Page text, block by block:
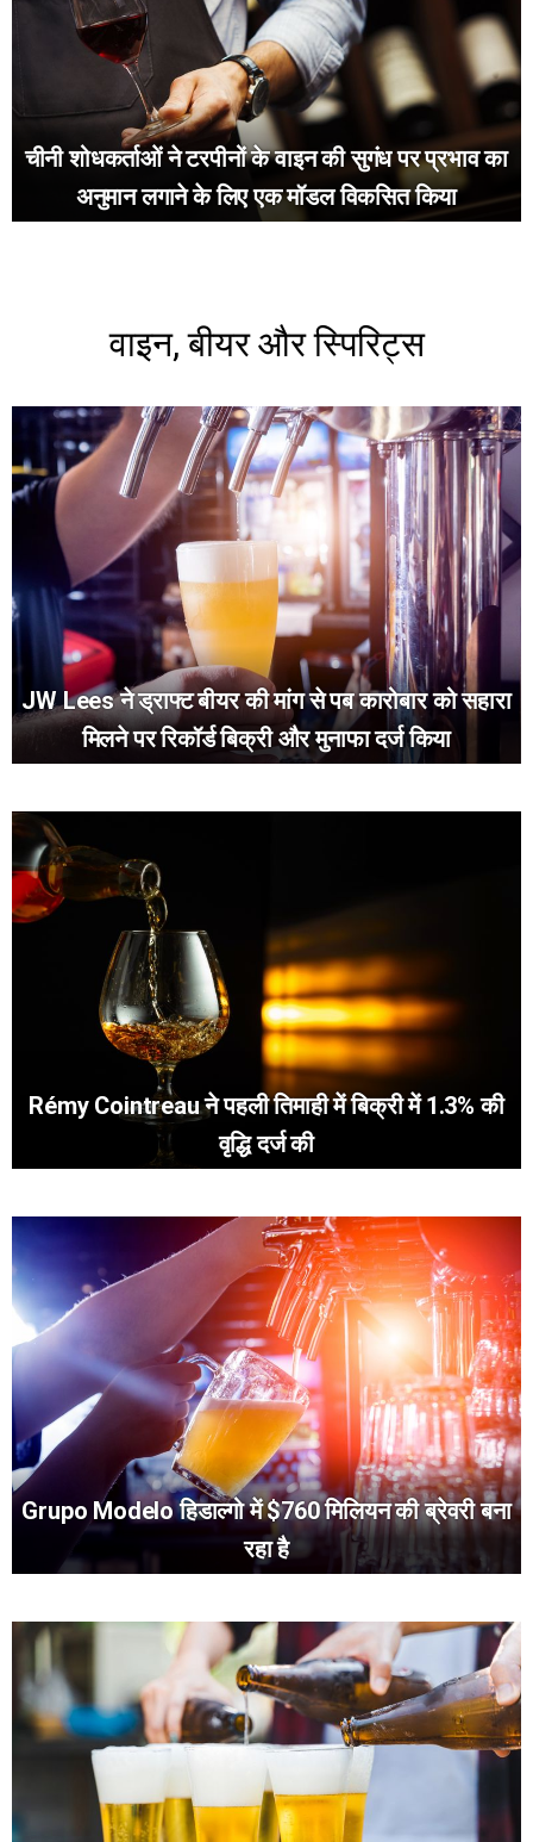
चीनी शोधकर्ताओं ने टरपीनों के वाइन की सुगंध पर प्रभाव का
अनुमान लगाने के लिए एक मॉडल विकसित किया
वाइन, बीयर और स्पिरिट्स
JW Lees ने ड्राफ्ट बीयर की मांग से पब कारोबार को सहारा
मिलने पर रिकॉर्ड बिक्री और मुनाफा दर्ज किया
Rémy Cointreau ने पहली तिमाही में बिक्री में 1.3% की
वृद्धि दर्ज की
Grupo Modelo हिडाल्गो में $760 मिलियन की ब्रेवरी बना
रहा है